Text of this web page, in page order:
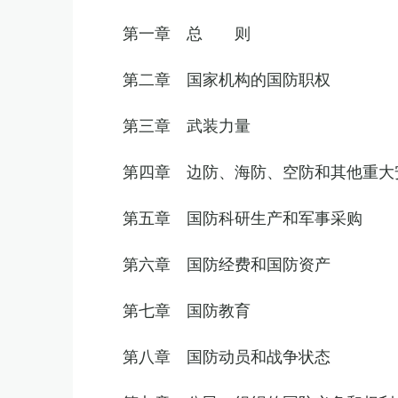
第一章 总 则
第二章 国家机构的国防职权
第三章 武装力量
第四章 边防、海防、空防和其他重大
第五章 国防科研生产和军事采购
第六章 国防经费和国防资产
第七章 国防教育
第八章 国防动员和战争状态